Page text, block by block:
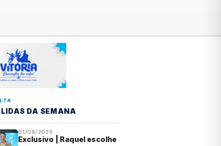
DA SEMANA
01/08/2026
Exclusivo | Raquel escolhe